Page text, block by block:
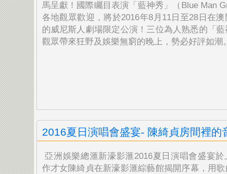
馬呈獻！國際矚目表演「藍神秀」（Blue Man
各地觀眾歡迎，將於2016年8月11日至28 日在
的威尼斯人劇場限定公演！三位為人熟悉的「藍
觀眾帶來狂野及娛樂無窮的晚上，勢必好評如潮
2016夏日演唱會盛宴- 陳綺貞房間裡的
亞洲娛樂總滙新濠影滙2016夏日演唱會盛宴於
作才女陳綺貞在新濠影滙綜藝館揭開序幕，用